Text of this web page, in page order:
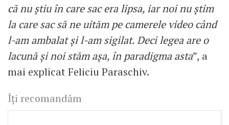
că nu știu în care sac era lipsa, iar noi nu știm
la care sac să ne uităm pe camerele video când
l-am ambalat și l-am sigilat. Deci legea are o
lacună și noi stăm așa, în paradigma asta”, a
mai explicat Feliciu Paraschiv.
Îți recomandăm